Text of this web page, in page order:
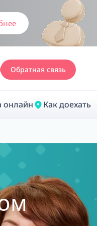
Обратная связь
онлайн Как доехать
Закрыть